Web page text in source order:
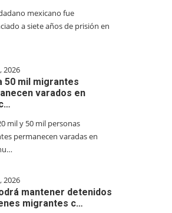
mexicano fue
a siete años de prisión en
2026
50 mil migrantes
varados en
mil y 50 mil personas
permanecen varadas en
2026
mantener detenidos
migrantes c…